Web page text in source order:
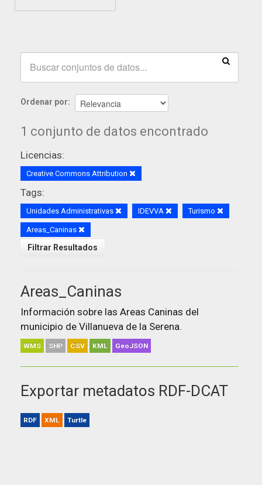
Ordenar por
1 conjunto de datos encontrado
Licencias:
Creative Commons Attribution
Tags:
Unidades Administrativas IDEVVA Turismo
Areas_Caninas
Filtrar Resultados
Areas_Caninas
Información sobre las Areas Caninas del
municipio de Villanueva de la Serena.
WMS SHP CSV KML GeoJSON
Exportar metadatos RDF-DCAT
RDF XML Turtle